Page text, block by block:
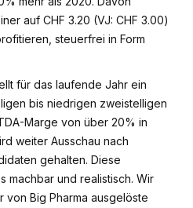
auf CHF 3.20 (VJ: CHF 3.00)
steuerfrei in Form
für das laufende Jahr ein
bis niedrigen zweistelligen
Marge von über 20% in
weiter Ausschau nach
gehalten. Diese
machbar und realistisch. Wir
Big Pharma ausgelöste